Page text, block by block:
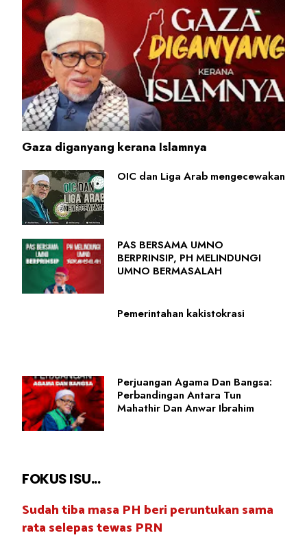
Gaza diganyang kerana Islamnya
OIC dan Liga Arab mengecewakan
PAS BERSAMA UMNO
BERPRINSIP, PH MELINDUNGI
UMNO BERMASALAH
Pemerintahan kakistokrasi
Perjuangan Agama Dan Bangsa:
Perbandingan Antara Tun
Mahathir Dan Anwar Ibrahim
FOKUS ISU...
Sudah tiba masa PH beri peruntukan sama
rata selepas tewas PRN